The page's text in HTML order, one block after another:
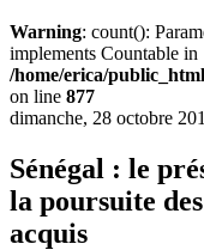
Warning: count():
implements Countable in
/home/erica/
on line 877
dimanche, 28 octobre
Sénégal : le
la poursuite
acquis